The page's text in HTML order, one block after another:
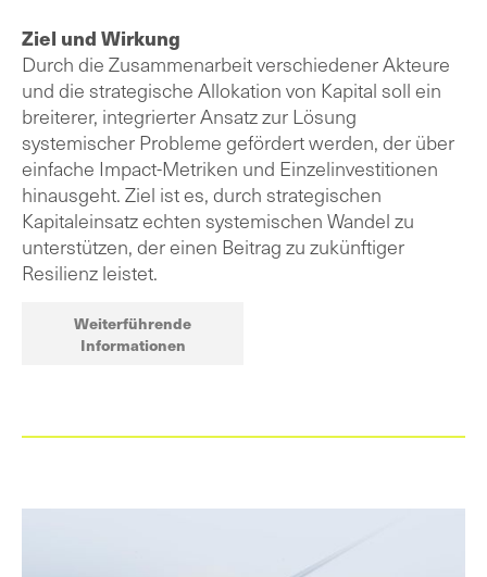
Ziel und Wirkung
Durch die Zusammenarbeit verschiedener Akteure
und die strategische Allokation von Kapital soll ein
breiterer, integrierter Ansatz zur Lösung
systemischer Probleme gefördert werden, der über
einfache Impact-Metriken und Einzelinvestitionen
hinausgeht. Ziel ist es, durch strategischen
Kapitaleinsatz echten systemischen Wandel zu
unterstützen, der einen Beitrag zu zukünftiger
Resilienz leistet.
Weiterführende
Informationen